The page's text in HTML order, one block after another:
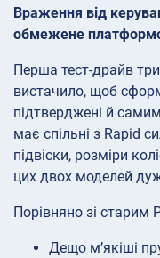
Враження від
обмежене
Перша тест-драйв
вистачило, щоб
підтверджені й
має спільні з Rapid
підвіски, розміри
цих двох моделей
Порівняно зі старим
Дещо м’якіші